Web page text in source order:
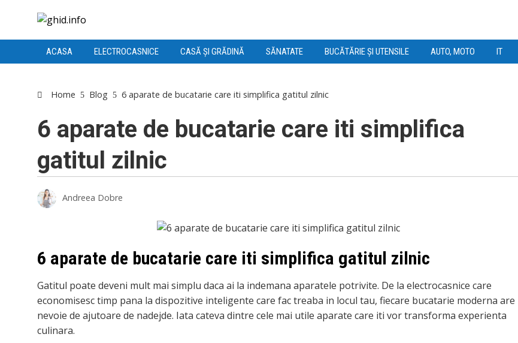
ACASA ELECTROCASNICE CASĂ ȘI GRĂDINĂ SĂNATATE BUCĂTĂRIE ȘI UTENSILE AUTO, MOTO IT
Home Blog 6 aparate de bucatarie care iti simplifica gatitul zilnic
6 aparate de bucatarie care iti simplifica
gatitul zilnic
Andreea Dobre
6 aparate de bucatarie care iti simplifica gatitul zilnic
Gatitul poate deveni mult mai simplu daca ai la indemana aparatele potrivite. De la electrocasnice care
economisesc timp pana la dispozitive inteligente care fac treaba in locul tau, fiecare bucatarie moderna are
nevoie de ajutoare de nadejde. Iata cateva dintre cele mai utile aparate care iti vor transforma experienta
culinara.